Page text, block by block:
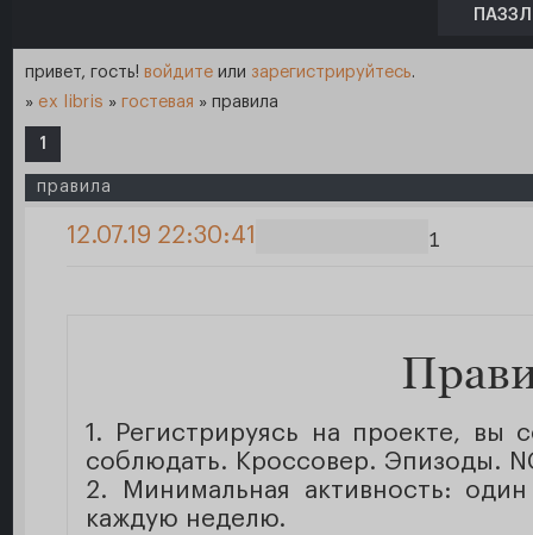
привет, гость! войдите или зарегистрируйтесь.
» ex libris » гостевая » правила
1
правила
1
12.07.19 22:30:41
1. Регистрируясь на проекте, вы
соблюдать. Кроссовер. Эпизоды.
2. Минимальная активность:
каждую неделю.